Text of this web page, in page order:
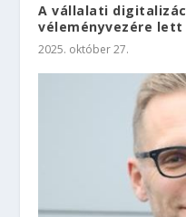
A vállalati
véleményvezére lett
2025. október 27.